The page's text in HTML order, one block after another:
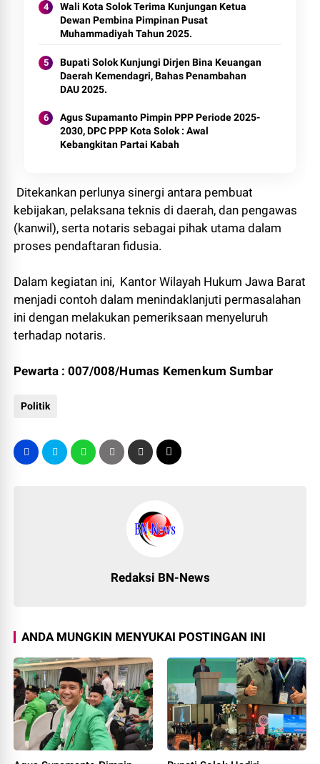
Wali Kota Solok Terima Kunjungan Ketua
Dewan Pembina Pimpinan Pusat
Muhammadiyah Tahun 2025.
Bupati Solok Kunjungi Dirjen Bina Keuangan
Daerah Kemendagri, Bahas Penambahan
DAU 2025.
Agus Supamanto Pimpin PPP Periode 2025-
2030, DPC PPP Kota Solok : Awal
Kebangkitan Partai Kabah
Ditekankan perlunya sinergi antara pembuat
kebijakan, pelaksana teknis di daerah, dan pengawas
(kanwil), serta notaris sebagai pihak utama dalam
proses pendaftaran fidusia.
Dalam kegiatan ini, Kantor Wilayah Hukum Jawa Barat
menjadi contoh dalam menindaklanjuti permasalahan
ini dengan melakukan pemeriksaan menyeluruh
terhadap notaris.
Pewarta : 007/008/Humas Kemenkum Sumbar
Politik
Redaksi BN-News
ANDA MUNGKIN MENYUKAI POSTINGAN INI